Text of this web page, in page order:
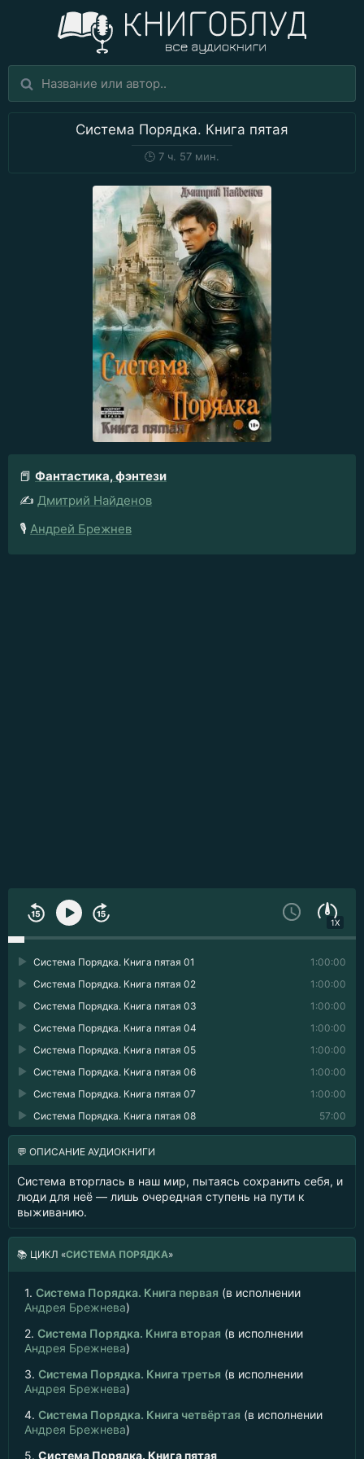
Система Порядка. Книга пятая
🕒 7 ч. 57 мин.
📕 Фантастика, фэнтези
✍️ Дмитрий Найденов
🎙️ Андрей Брежнев
1X
1:00:00
Система Порядка. Книга пятая 01
1:00:00
Система Порядка. Книга пятая 02
1:00:00
Система Порядка. Книга пятая 03
1:00:00
Система Порядка. Книга пятая 04
1:00:00
Система Порядка. Книга пятая 05
1:00:00
Система Порядка. Книга пятая 06
1:00:00
Система Порядка. Книга пятая 07
57:00
Система Порядка. Книга пятая 08
💬 ОПИСАНИЕ АУДИОКНИГИ
Система вторглась в наш мир, пытаясь сохранить себя, и
люди для неё — лишь очередная ступень на пути к
выживанию.
📚 ЦИКЛ «СИСТЕМА ПОРЯДКА»
1. Система Порядка. Книга первая (в исполнении
Андрея Брежнева)
2. Система Порядка. Книга вторая (в исполнении
Андрея Брежнева)
3. Система Порядка. Книга третья (в исполнении
Андрея Брежнева)
4. Система Порядка. Книга четвёртая (в исполнении
Андрея Брежнева)
5. Система Порядка. Книга пятая